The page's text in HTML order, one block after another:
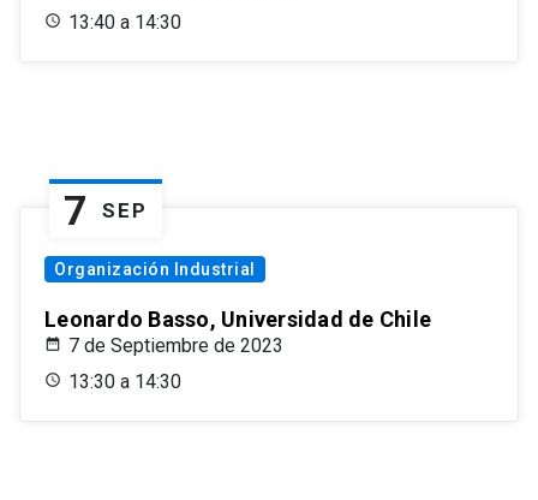
13:40 a 14:30
7 SEP
Organización Industrial
Leonardo Basso, Universidad de Chile
7 de Septiembre de 2023
13:30 a 14:30